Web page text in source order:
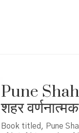
Pune
शहर
Book titled, Pune